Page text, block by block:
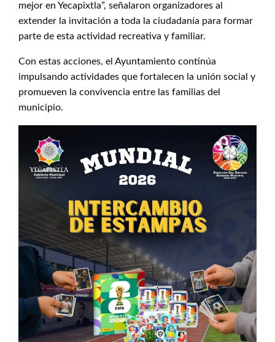
mejor en Yecapixtla”, señalaron organizadores al
extender la invitación a toda la ciudadanía para formar
parte de esta actividad recreativa y familiar.
Con estas acciones, el Ayuntamiento continúa
impulsando actividades que fortalecen la unión social y
promueven la convivencia entre las familias del
municipio.